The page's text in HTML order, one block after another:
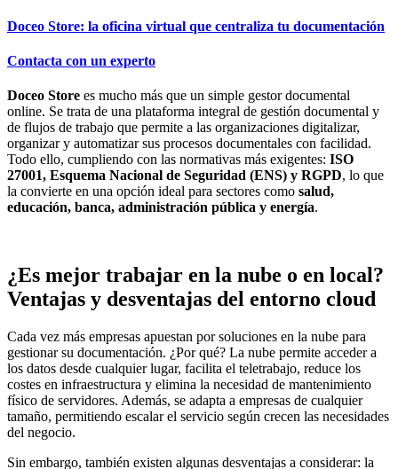
Doceo Store: la oficina virtual que centraliza tu documentación
Contacta con un experto
Doceo Store es mucho más que un simple gestor documental
online. Se trata de una plataforma integral de gestión documental y
de flujos de trabajo que permite a las organizaciones digitalizar,
organizar y automatizar sus procesos documentales con facilidad.
Todo ello, cumpliendo con las normativas más exigentes: ISO
27001, Esquema Nacional de Seguridad (ENS) y RGPD, lo que
la convierte en una opción ideal para sectores como salud,
educación, banca, administración pública y energía.
¿Es mejor trabajar en la nube o en local?
Ventajas y desventajas del entorno cloud
Cada vez más empresas apuestan por soluciones en la nube para
gestionar su documentación. ¿Por qué? La nube permite acceder a
los datos desde cualquier lugar, facilita el teletrabajo, reduce los
costes en infraestructura y elimina la necesidad de mantenimiento
físico de servidores. Además, se adapta a empresas de cualquier
tamaño, permitiendo escalar el servicio según crecen las necesidades
del negocio.
Sin embargo, también existen algunas desventajas a considerar: la